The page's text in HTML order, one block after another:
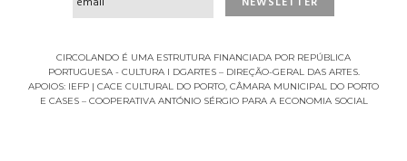
CIRCOLANDO É UMA ESTRUTURA FINANCIADA POR REPÚBLICA
PORTUGUESA - CULTURA I DGARTES – DIREÇÃO-GERAL DAS ARTES.
APOIOS: IEFP | CACE CULTURAL DO PORTO, CÂMARA MUNICIPAL DO PORTO
E CASES – COOPERATIVA ANTÓNIO SÉRGIO PARA A ECONOMIA SOCIAL